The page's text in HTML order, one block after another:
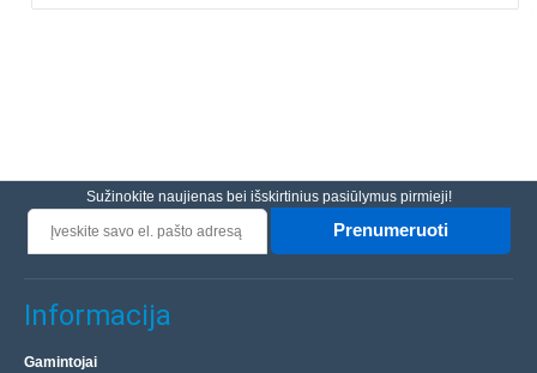
Sužinokite naujienas bei išskirtinius pasiūlymus pirmieji!
Prenumeruoti
Informacija
Gamintojai